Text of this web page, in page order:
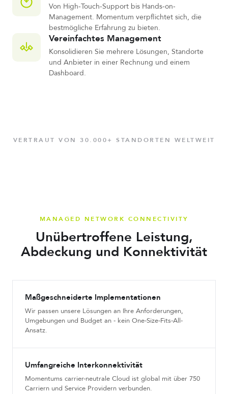
Von High-Touch-Support bis Hands-on-
Management. Momentum verpflichtet sich, die
bestmögliche Erfahrung zu bieten.
Vereinfachtes Management
Konsolidieren Sie mehrere Lösungen, Standorte
und Anbieter in einer Rechnung und einem
Dashboard.
VERTRAUT VON 30.000+ STANDORTEN WELTWEIT
MANAGED NETWORK CONNECTIVITY
Unübertroffene Leistung,
Abdeckung und Konnektivität
Maßgeschneiderte Implementationen
Wir passen unsere Lösungen an Ihre Anforderungen,
Umgebungen und Budget an - kein One-Size-Fits-All-
Ansatz.
Umfangreiche Interkonnektivität
Momentums carrier-neutrale Cloud ist global mit über 750
Carriern und Service Providern verbunden.